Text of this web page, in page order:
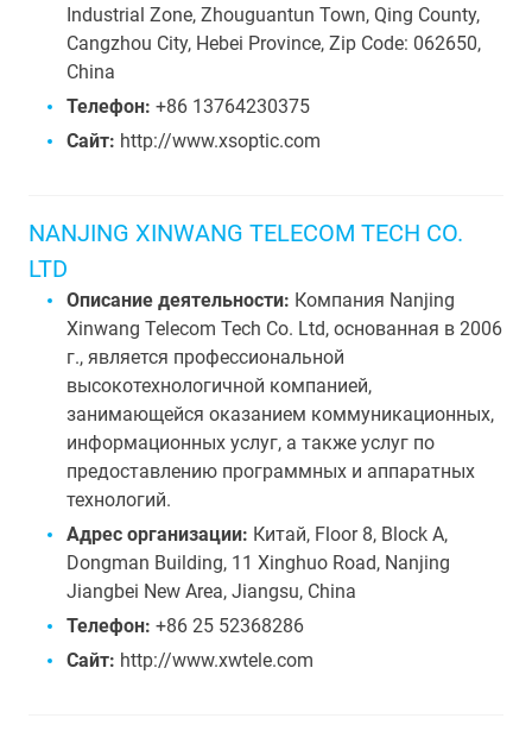
Industrial Zone, Zhouguantun Town, Qing County,
Cangzhou City, Hebei Province, Zip Code: 062650,
China
Телефон: +86 13764230375
Сайт: http://www.xsoptic.com
NANJING XINWANG TELECOM TECH CO.
LTD
Описание деятельности: Компания Nanjing
Xinwang Telecom Tech Co. Ltd, основанная в 2006
г., является профессиональной
высокотехнологичной компанией,
занимающейся оказанием коммуникационных,
информационных услуг, а также услуг по
предоставлению программных и аппаратных
технологий.
Адрес организации: Китай, Floor 8, Block A,
Dongman Building, 11 Xinghuo Road, Nanjing
Jiangbei New Area, Jiangsu, China
Телефон: +86 25 52368286
Сайт: http://www.xwtele.com